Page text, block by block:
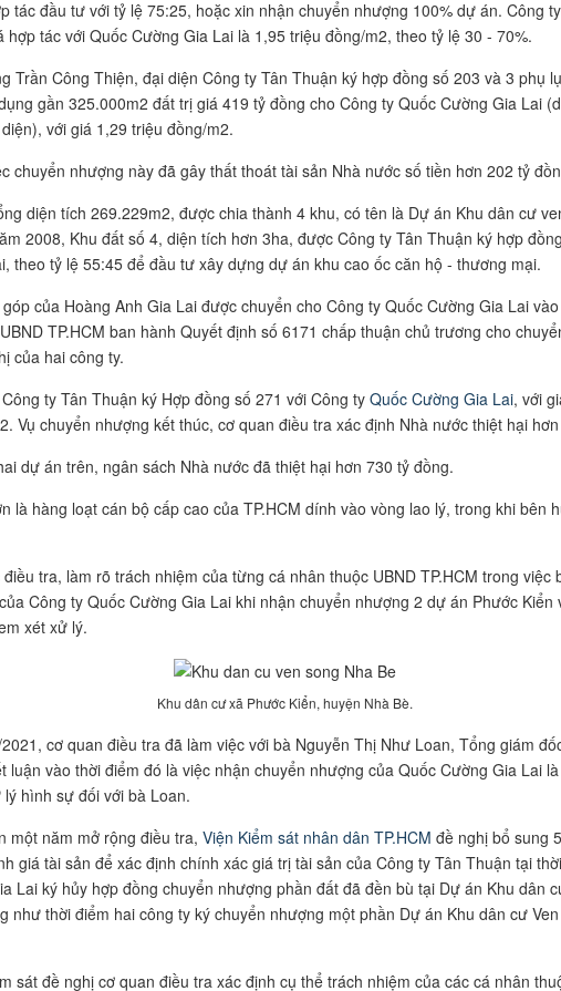
tác đầu tư với tỷ lệ 75:25, hoặc xin nhận chuyển nhượng 100% dự án. Công
hợp tác với Quốc Cường Gia Lai là 1,95 triệu đồng/m2, theo tỷ lệ 30 - 70%.
Trần Công Thiện, đại diện Công ty Tân Thuận ký hợp đồng số 203 và 3 phụ
gần 325.000m2 đất trị giá 419 tỷ đồng cho Công ty Quốc Cường Gia Lai
với giá 1,29 triệu đồng/m2.
chuyển nhượng này đã gây thất thoát tài sản Nhà nước số tiền hơn 202 tỷ
diện tích 269.229m2, được chia thành 4 khu, có tên là Dự án Khu dân cư
2008, Khu đất số 4, diện tích hơn 3ha, được Công ty Tân Thuận ký hợp
theo tỷ lệ 55:45 để đầu tư xây dựng dự án khu cao ốc căn hộ - thương mại.
của Hoàng Anh Gia Lai được chuyển cho Công ty Quốc Cường Gia Lai
TP.HCM ban hành Quyết định số 6171 chấp thuận chủ trương cho
của hai công ty.
ty Tân Thuận ký Hợp đồng số 271 với Công ty Quốc Cường Gia Lai, với
Vụ chuyển nhượng kết thúc, cơ quan điều tra xác định Nhà nước thiệt hại
dự án trên, ngân sách Nhà nước đã thiệt hại hơn 730 tỷ đồng.
là hàng loạt cán bộ cấp cao của TP.HCM dính vào vòng lao lý, trong khi bên
tra, làm rõ trách nhiệm của từng cá nhân thuộc UBND TP.HCM trong việc
Công ty Quốc Cường Gia Lai khi nhận chuyển nhượng 2 dự án Phước Kiển
xét xử lý.
Khu dân cư xã Phước Kiển, huyện Nhà Bè.
cơ quan điều tra đã làm việc với bà Nguyễn Thị Như Loan, Tổng giám
luận vào thời điểm đó là việc nhận chuyển nhượng của Quốc Cường Gia Lai
hình sự đối với bà Loan.
một năm mở rộng điều tra, Viện Kiểm sát nhân dân TP.HCM đề nghị bổ sung
giá tài sản để xác định chính xác giá trị tài sản của Công ty Tân Thuận tại
Lai ký hủy hợp đồng chuyển nhượng phần đất đã đền bù tại Dự án Khu dân
như thời điểm hai công ty ký chuyển nhượng một phần Dự án Khu dân cư
sát đề nghị cơ quan điều tra xác định cụ thể trách nhiệm của các cá nhân